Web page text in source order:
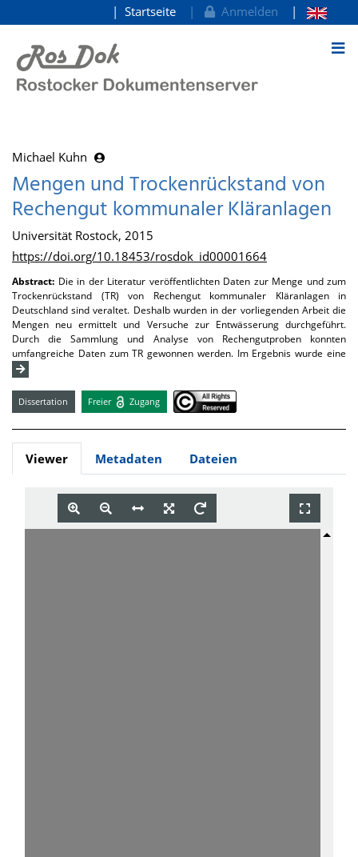
zum Inhalt
Startseite Anmelden
Michael Kuhn
Mengen und Trockenrückstand von
Rechengut kommunaler Kläranlagen
Universität Rostock, 2015
https://doi.org/10.18453/rosdok_id00001664
Abstract: Die in der Literatur veröffentlichten Daten zur Menge und zum
Trockenrückstand (TR) von Rechengut kommunaler Kläranlagen in
Deutschland sind veraltet. Deshalb wurden in der vorliegenden Arbeit die
Mengen neu ermittelt und Versuche zur Entwässerung durchgeführt.
Durch die Sammlung und Analyse von Rechengutproben konnten
umfangreiche Daten zum TR gewonnen werden. Im Ergebnis wurde eine
Dissertation Freier Zugang
Viewer Metadaten Dateien